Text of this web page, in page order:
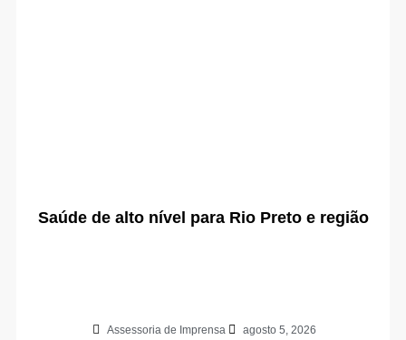
Saúde de alto nível para Rio Preto e região
Assessoria de Imprensa agosto 5, 2026